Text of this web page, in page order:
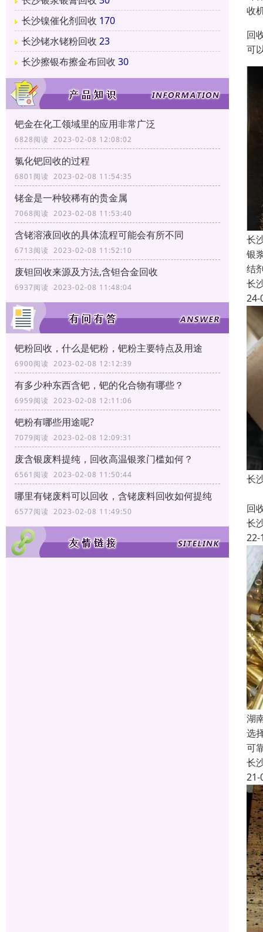
长沙镍催化剂回收 170
长沙铑水铑粉回收 23
长沙擦银布擦金布回收 30
钯金在化工领域里的应用非常广泛
6828阅读 2023-02-08 12:08:02
氯化钯回收的过程
6801阅读 2023-02-08 11:54:35
铑金是一种较稀有的贵金属
7068阅读 2023-02-08 11:53:40
含铑溶液回收的具体流程可能会有所不同
6713阅读 2023-02-08 11:52:10
废钽回收来源及方法,含钽合金回收
6937阅读 2023-02-08 11:48:04
钯粉回收，什么是钯粉，钯粉主要特点及用途
6900阅读 2023-02-08 12:12:39
有多少种东西含钯，钯的化合物有哪些？
6959阅读 2023-02-08 12:11:06
钯粉有哪些用途呢?
7079阅读 2023-02-08 12:09:31
废含银废料提纯，回收高温银浆门槛如何？
6561阅读 2023-02-08 11:50:44
哪里有铑废料可以回收，含铑废料回收如何提纯
6577阅读 2023-02-08 11:49:50
收
回
可
长
银
结
长
24-
长
回
长
22-
湖
选
可
长
21-